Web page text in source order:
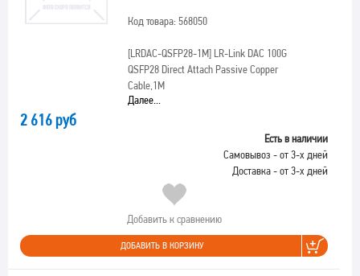
Код товара: 568050
[LRDAC-QSFP28-1M]LR-Link DAC 100G
QSFP28 Direct Attach Passive Copper
Cable,1M
Далее...
2 616 руб
Есть в наличии
Самовывоз - от 3-х дней
Доставка - от 3-х дней
Добавить к сравнению
ДОБАВИТЬ В КОРЗИНУ